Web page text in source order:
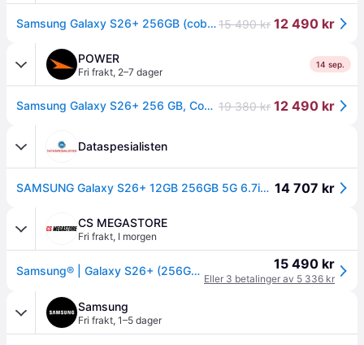
Samsung Galaxy S26+ 256GB (cobalt violet)15 490 kr 12 490 kr
POWER
Fri frakt, 2–7 dager
14 sep.
Samsung Galaxy S26+ 256 GB, Cobalt Violet 19 380 kr 12 490 kr
Dataspesialisten
SAMSUNG Galaxy S26+ 12GB 256GB 5G 6.7inch 3120x1440 2600nits Wifi7 BT6 USB3.2 UWB IP68 DS+eSim 4900mAh 45W incl. black cable Violet (SM-S947BZVDEUB) 14 707 kr
CS MEGASTORE
Fri frakt, I morgen
Samsung® | Galaxy S26+ (256GB) - Cobalt Violet 15 490 kr
Eller 3 betalinger av 5 336 kr
Samsung
Fri frakt, 1–5 dager